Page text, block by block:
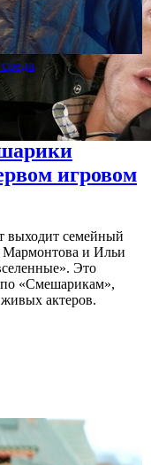
игровом
выходит семейный
и Ильи
Это
«Смешарикам»,
актеров.